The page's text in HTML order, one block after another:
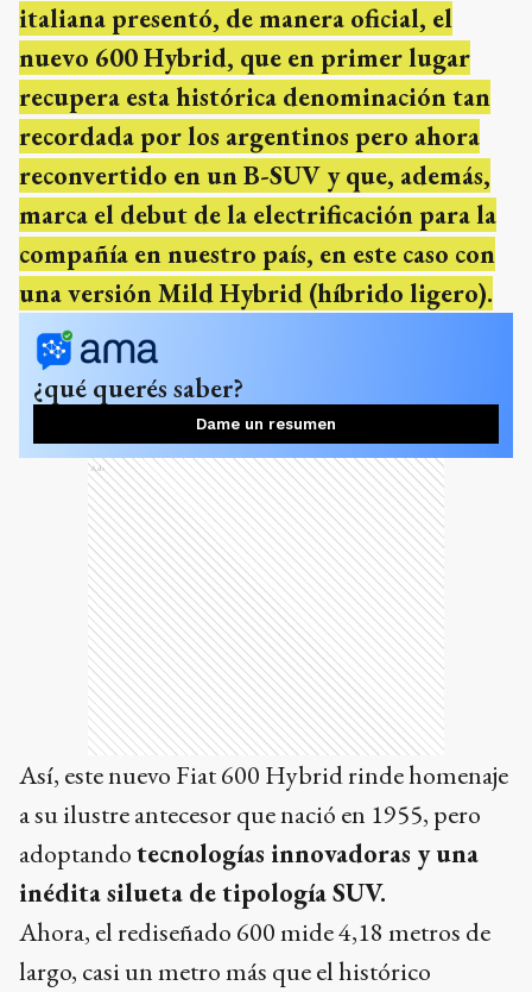
italiana presentó, de manera oficial, el
nuevo 600 Hybrid, que en primer lugar
recupera esta histórica denominación tan
recordada por los argentinos pero ahora
reconvertido en un B-SUV y que, además,
marca el debut de la electrificación para la
compañía en nuestro país, en este caso con
una versión Mild Hybrid (híbrido ligero).
¿qué querés saber?
Dame un resumen
Ads
Así, este nuevo Fiat 600 Hybrid rinde homenaje
a su ilustre antecesor que nació en 1955, pero
adoptandotecnologías innovadoras y una
inédita silueta de tipología SUV.
Ahora, el rediseñado 600 mide 4,18 metros de
largo, casi un metro más que el histórico